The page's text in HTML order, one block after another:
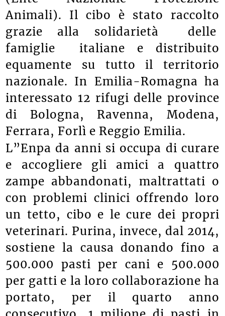
(Ente Nazionale Protezione
Animali). Il cibo è stato raccolto
grazie alla solidarietà delle
famiglie italiane e distribuito
equamente su tutto il territorio
nazionale. In Emilia-Romagna ha
interessato 12 rifugi delle province
di Bologna, Ravenna, Modena,
Ferrara, Forlì e Reggio Emilia.
L”Enpa da anni si occupa di curare
e accogliere gli amici a quattro
zampe abbandonati, maltrattati o
con problemi clinici offrendo loro
un tetto, cibo e le cure dei propri
veterinari. Purina, invece, dal 2014,
sostiene la causa donando fino a
500.000 pasti per cani e 500.000
per gatti e la loro collaborazione ha
portato, per il quarto anno